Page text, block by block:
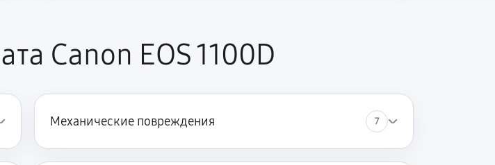
Canon EOS 1100D
Механические повреждения 7